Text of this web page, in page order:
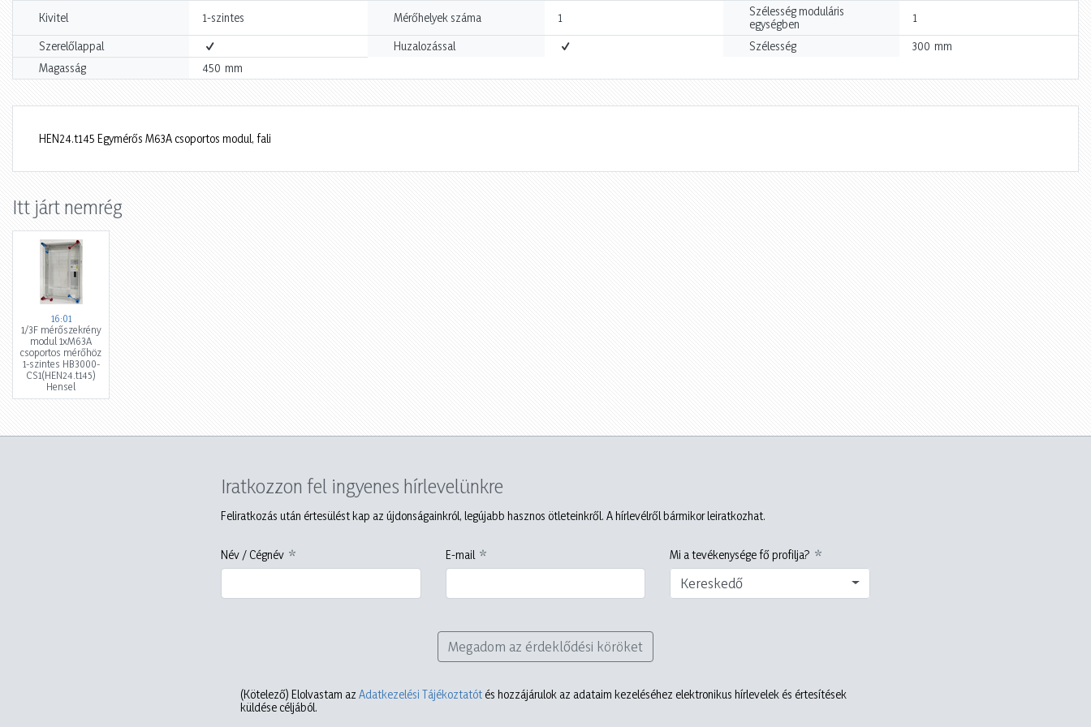
Kivitel 1-szintes Mérőhelyek száma 1
Szélesség moduláris
egységben
1
Szerelőlappal Huzalozással Szélesség 300 mm
Magasság 450 mm
HEN24.t145 Egymérős M63A csoportos modul, fali
Itt járt nemrég
16:01
1/3F mérőszekrény
modul 1xM63A
csoportos mérőhöz
1-szintes HB3000-
CS1(HEN24.t145)
Hensel
Iratkozzon fel ingyenes hírlevelünkre
Feliratkozás után értesülést kap az újdonságainkról, legújabb hasznos ötleteinkről. A hírlevélről bármikor leiratkozhat.
Név / Cégnév E-mail Mi a tevékenysége fő profilja?
Kereskedő
Megadom az érdeklődési köröket
(Kötelező) Elolvastam az Adatkezelési Tájékoztatót és hozzájárulok az adataim kezeléséhez elektronikus hírlevelek és értesítések
küldése céljából.